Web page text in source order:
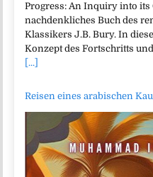
Progress: An Inquiry into
nachdenkliches Buch des
Klassikers J.B. Bury. In
Konzept des Fortschritts
[...]
Reisen eines arabischen